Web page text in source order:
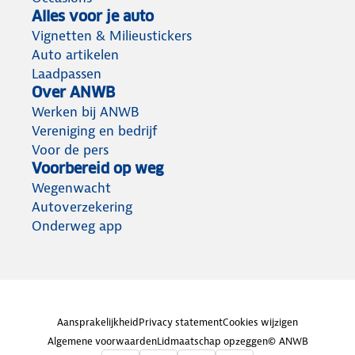
Alles voor je auto
Vignetten & Milieustickers
Auto artikelen
Laadpassen
Over ANWB
Werken bij ANWB
Vereniging en bedrijf
Voor de pers
Voorbereid op weg
Wegenwacht
Autoverzekering
Onderweg app
AansprakelijkheidPrivacy statementCookies wijzigen
Algemene voorwaardenLidmaatschap opzeggen© ANWB